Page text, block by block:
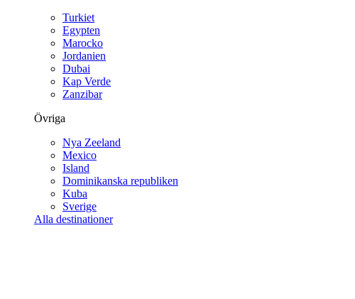
Turkiet
Egypten
Marocko
Jordanien
Dubai
Kap Verde
Zanzibar
Övriga
Nya Zeeland
Mexico
Island
Dominikanska republiken
Kuba
Sverige
Alla destinationer